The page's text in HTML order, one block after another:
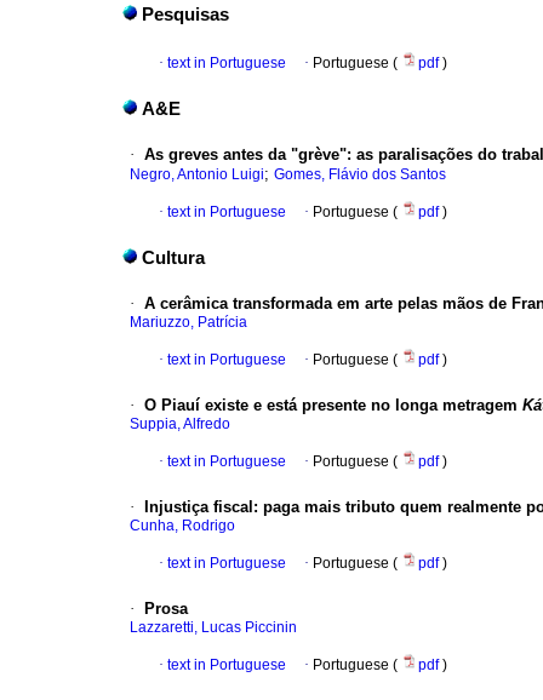
Pesquisas
· text in Portuguese · Portuguese ( pdf)
A&E
· As greves antes da "grève": as paralisações do
Negro, Antonio Luigi; Gomes, Flávio dos Santos
· text in Portuguese · Portuguese ( pdf)
Cultura
· A cerâmica transformada em arte pelas mãos de
Mariuzzo, Patrícia
· text in Portuguese · Portuguese ( pdf)
· O Piauí existe e está presente no longa metragem
Suppia, Alfredo
· text in Portuguese · Portuguese ( pdf)
· Injustiça fiscal : paga mais tributo quem realmente
Cunha, Rodrigo
· text in Portuguese · Portuguese ( pdf)
· Prosa
Lazzaretti, Lucas Piccinin
· text in Portuguese · Portuguese ( pdf)